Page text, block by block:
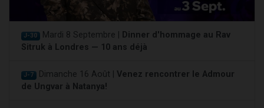
J-30 Mardi 8 Septembre | Dinner d'hommage au Rav
Sitruk à Londres — 10 ans déjà
J-7 Dimanche 16 Août | Venez rencontrer le Admour
de Ungvar à Natanya!